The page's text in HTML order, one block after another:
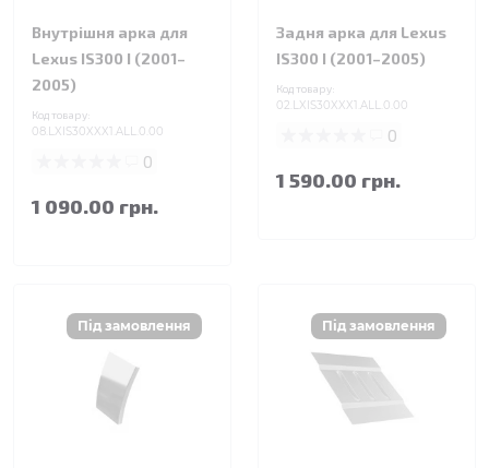
Внутрішня арка для
Lexus IS300 I (2001–
2005)
Код товару:
08.LXIS30XXX1.ALL.0.00
0
1 090.00 грн.
Задня арка для Lexus
IS300 I (2001–2005)
Код товару:
02.LXIS30XXX1.ALL.0.00
0
1 590.00 грн.